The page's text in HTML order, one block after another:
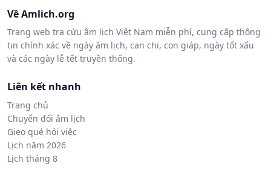
Về Amlich.org
Trang web tra cứu âm lịch Việt Nam miễn phí, cung cấp thông
tin chính xác về ngày âm lịch, can chi, con giáp, ngày tốt xấu
và các ngày lễ tết truyền thống.
Liên kết nhanh
Trang chủ
Chuyển đổi âm lịch
Gieo quẻ hỏi việc
Lịch năm 2026
Lịch tháng 8